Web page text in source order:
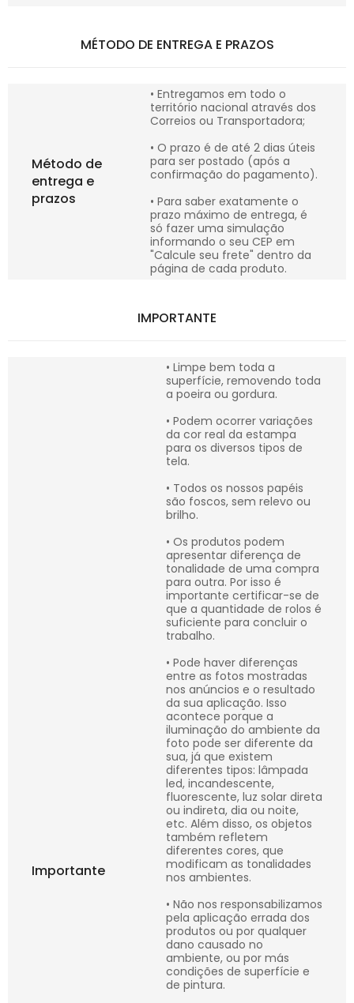
MÉTODO DE ENTREGA E PRAZOS
Método de
entrega e
prazos
• Entregamos em todo o
território nacional através dos
Correios ou Transportadora;
• O prazo é de até 2 dias úteis
para ser postado (após a
confirmação do pagamento).
• Para saber exatamente o
prazo máximo de entrega, é
só fazer uma simulação
informando o seu CEP em
"Calcule seu frete" dentro da
página de cada produto.
IMPORTANTE
Importante
• Limpe bem toda a
superfície, removendo toda
a poeira ou gordura.
• Podem ocorrer variações
da cor real da estampa
para os diversos tipos de
tela.
• Todos os nossos papéis
são foscos, sem relevo ou
brilho.
• Os produtos podem
apresentar diferença de
tonalidade de uma compra
para outra. Por isso é
importante certificar-se de
que a quantidade de rolos é
suficiente para concluir o
trabalho.
• Pode haver diferenças
entre as fotos mostradas
nos anúncios e o resultado
da sua aplicação. Isso
acontece porque a
iluminação do ambiente da
foto pode ser diferente da
sua, já que existem
diferentes tipos: lâmpada
led, incandescente,
fluorescente, luz solar direta
ou indireta, dia ou noite,
etc. Além disso, os objetos
também refletem
diferentes cores, que
modificam as tonalidades
nos ambientes.
• Não nos responsabilizamos
pela aplicação errada dos
produtos ou por qualquer
dano causado no
ambiente, ou por más
condições de superfície e
de pintura.